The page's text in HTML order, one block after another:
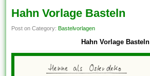
Hahn Vorlage Basteln
Post on Category:Bastelvorlagen
Hahn Vorlage Basteln